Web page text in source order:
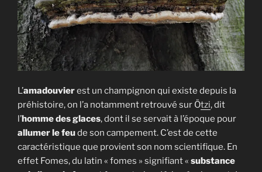
L’amadouvierest un champignon qui existe depuis la
préhistoire, on l’a notamment retrouvé sur Ötzi, dit
l’homme des glaces, dont il se servait à l’époque pour
allumer le feude son campement. C’est de cette
caractéristique que provient son nom scientifique. En
effet Fomes, du latin « fomes » signifiant « substance